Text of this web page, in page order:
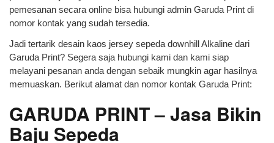
pemesanan secara online bisa hubungi admin Garuda Print di
nomor kontak yang sudah tersedia.
Jadi tertarik desain kaos jersey sepeda downhill Alkaline dari
Garuda Print? Segera saja hubungi kami dan kami siap
melayani pesanan anda dengan sebaik mungkin agar hasilnya
memuaskan. Berikut alamat dan nomor kontak Garuda Print:
GARUDA PRINT – Jasa Bikin
Baju Sepeda